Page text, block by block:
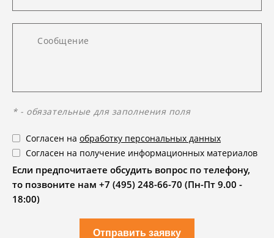
* - обязательные для заполнения поля
Согласен на обработку персональных данных
Согласен на получение информационных материалов
Если предпочитаете обсудить вопрос по телефону,
то позвоните нам +7 (495) 248-66-70 (Пн-Пт 9.00 -
18:00)
Отправить заявку